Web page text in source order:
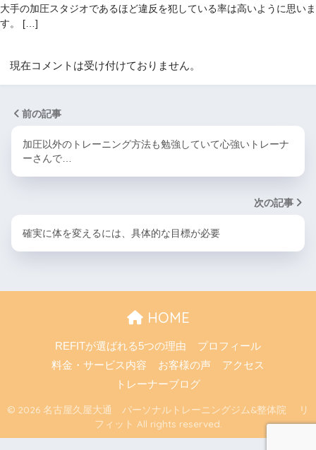
大手の加圧スタジオであるほど違反を犯している率は高いように思いま
す。 […]
現在コメントは受け付けておりません。
前の記事
加圧以外のトレーニング方法も勉強していて心強いトレーナ
ーさんで…
次の記事
確実に体を変えるには、具体的な目標が必要
HOME
REFITが選ばれる5つの理由
プロフィール
料金・サービス内容
お客様の声
アクセス
トレーナーブログ
© 2026 名古屋久屋大通 パーソナルトレーニングジム&整体院 リ
フィット All rights reserved.